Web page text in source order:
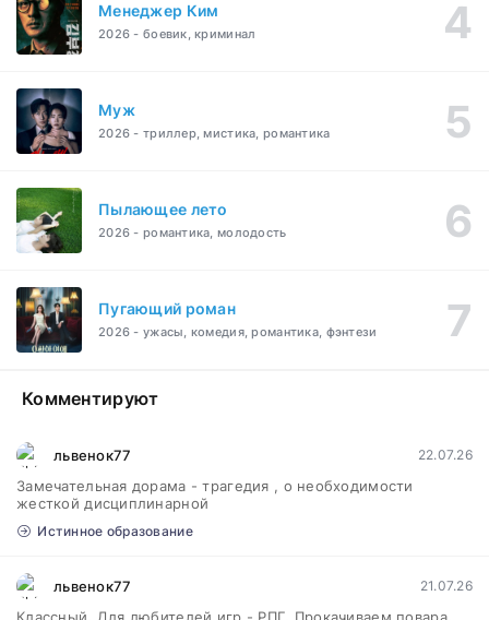
Менеджер Ким
2026 - боевик, криминал
Муж
2026 - триллер, мистика, романтика
Пылающее лето
2026 - романтика, молодость
Пугающий роман
2026 - ужасы, комедия, романтика, фэнтези
Комментируют
львенок77 22.07.26
Замечательная дорама - трагедия , о необходимости
жесткой дисциплинарной
Истинное образование
львенок77 21.07.26